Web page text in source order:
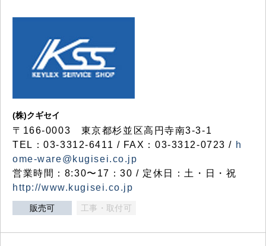
(株)クギセイ
〒166-0003 東京都杉並区高円寺南3-3-1
TEL：03-3312-6411 / FAX：03-3312-0723 / h
ome-ware@kugisei.co.jp
営業時間：8:30〜17：30 / 定休日：土・日・祝
http://www.kugisei.co.jp
販売可 工事・取付可